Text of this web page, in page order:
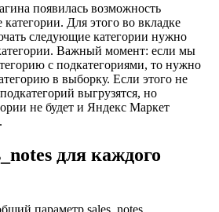
появилась возможность
Для этого во вкладке
следующие категории нужно
Важный момент: если мы
с подкатегориями, то нужно
в выборку. Если этого не
выгрузятся, но
не будет и Яндекс Маркет
для каждого
параметр sales_notes